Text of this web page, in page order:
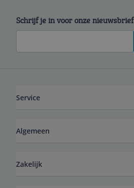
Schrijf je in voor onze nieuwsbrief
Service
Algemeen
Zakelijk